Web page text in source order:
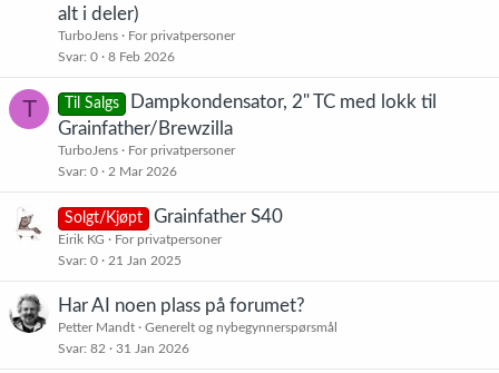
alt i deler)
TurboJens
For privatpersoner
Svar 0 8 Feb 2026
T Til Salgs
Dampkondensator, 2" TC med lokk til
Grainfather/Brewzilla
TurboJens
For privatpersoner
Svar 0 2 Mar 2026
Solgt/Kjøpt Grainfather S40
Eirik KG
For privatpersoner
Svar 0 21 Jan 2025
Har AI noen plass på forumet?
Petter Mandt
Generelt og nybegynnerspørsmål
Svar 82 31 Jan 2026